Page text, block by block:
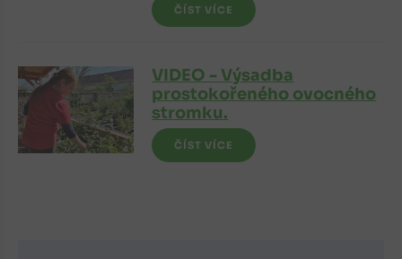
ČÍST VÍCE
VIDEO - Výsadba
prostokořeného ovocného
stromku.
ČÍST VÍCE